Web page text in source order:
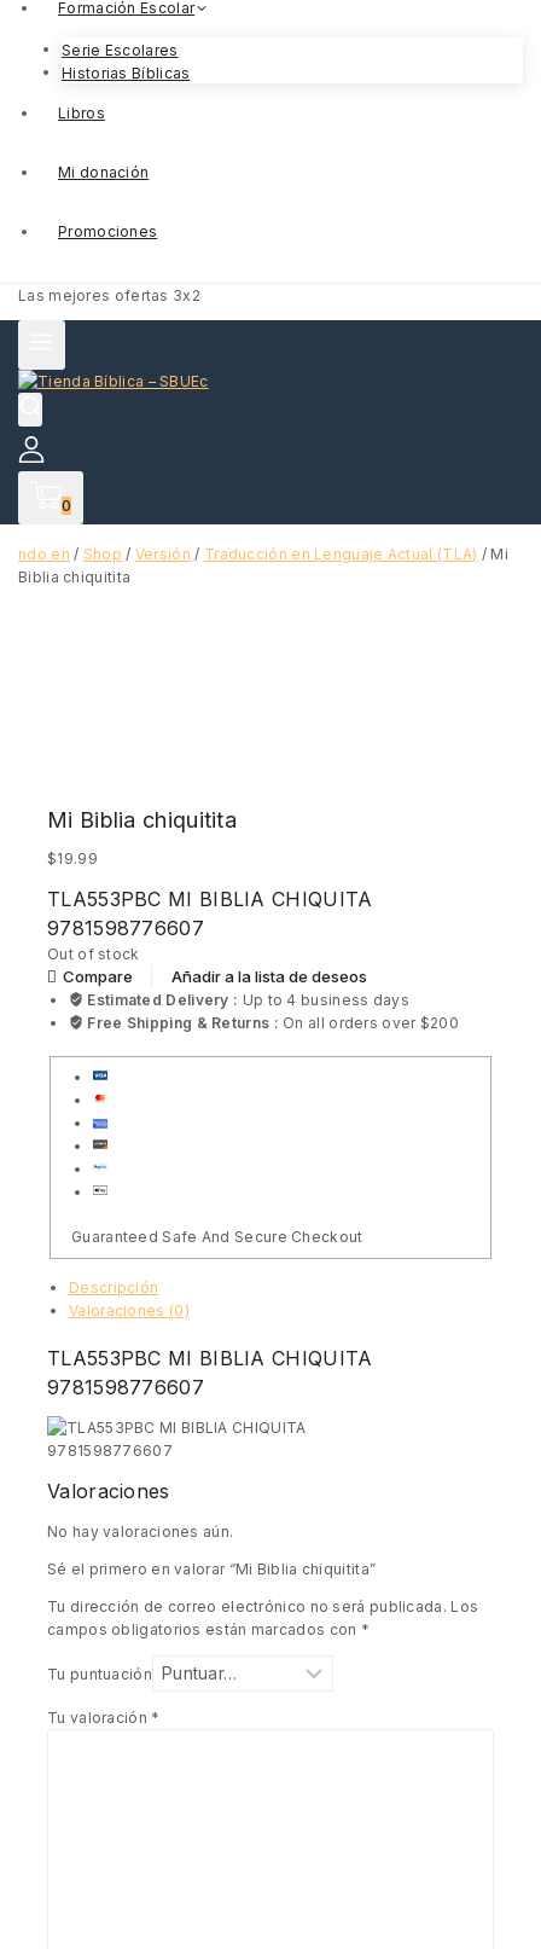
Formación Escolar
Serie Escolares
Historias Bíblicas
Libros
Mi donación
Promociones
Las mejores ofertas 3x2
0
ndo en / Shop / Versión / Traducción en Lenguaje Actual (TLA) / Mi
Biblia chiquitita
Mi Biblia chiquitita
$19.99
TLA553PBC MI BIBLIA CHIQUITA
9781598776607
Out of stock
Compare Añadir a la lista de deseos
Estimated Delivery : Up to 4 business days
Free Shipping & Returns : On all orders over $200
Guaranteed Safe And Secure Checkout
Descripción
Valoraciones (0)
TLA553PBC MI BIBLIA CHIQUITA
9781598776607
Valoraciones
No hay valoraciones aún.
Sé el primero en valorar “Mi Biblia chiquitita”
Tu dirección de correo electrónico no será publicada. Los
campos obligatorios están marcados con *
Tu puntuación
Tu valoración *